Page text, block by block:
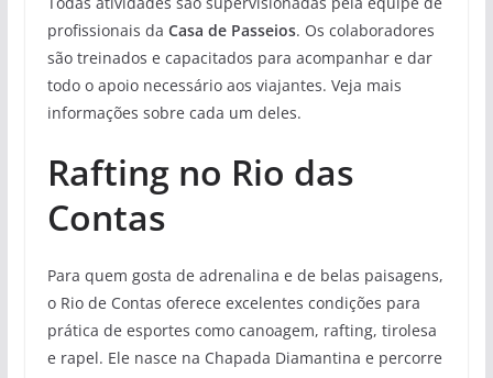
profissionais da Casa de Passeios. Os colaboradores
são treinados e capacitados para acompanhar e dar
todo o apoio necessário aos viajantes. Veja mais
informações sobre cada um deles.
Rafting no Rio das
Contas
Para quem gosta de adrenalina e de belas paisagens,
o Rio de Contas oferece excelentes condições para
prática de esportes como canoagem, rafting, tirolesa
e rapel. Ele nasce na Chapada Diamantina e percorre